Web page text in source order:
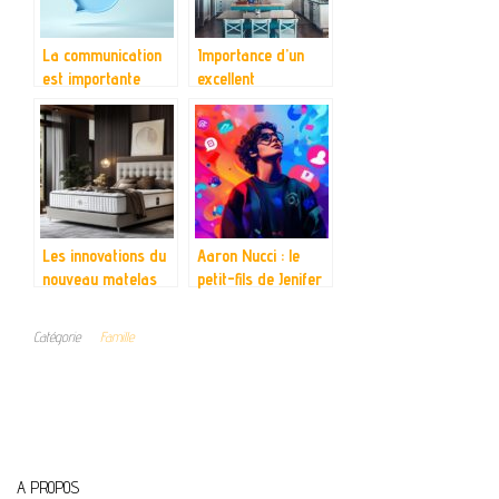
La communication
est importante
dans la vie familiale
Importance d’un
excellent
amenagement de
votre cuisine
Les innovations du
nouveau matelas
Aaron Nucci : le
petit-fils de Jenifer
Catégorie Famille
A PROPOS